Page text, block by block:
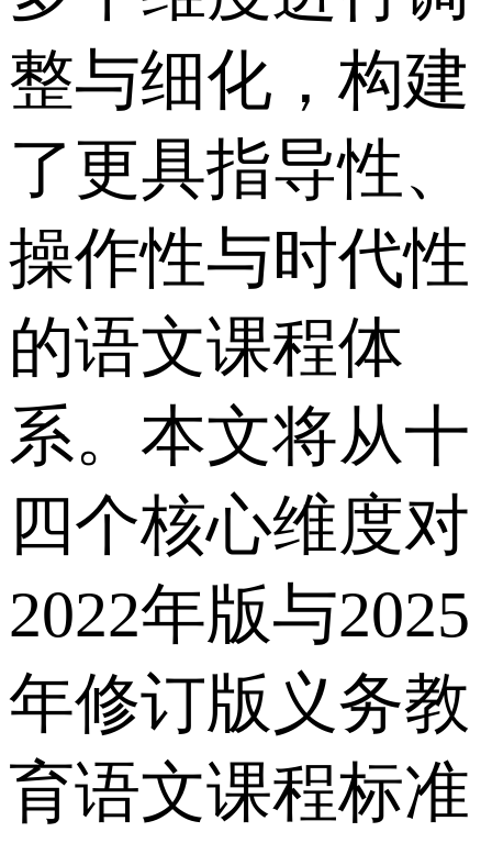
整与细化，构建
了更具指导性、
操作性与时代性
的语文课程体
系。本文将从十
四个核心维度对
2022年版与2025
年修订版义务教
育语文课程标准